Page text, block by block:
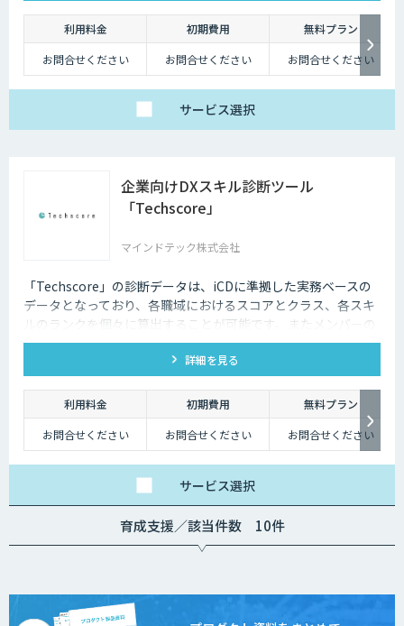
利用料金 初期費用
無料プラン
お問合せください
お問合せください お問合せください
サービス選択
企業向けDXスキル診断ツール
「Techscore」
マインドテック株式会社
「Techscore」の診断データは、iCDに準拠した実務ベースの
データとなっており、各職域におけるスコアとクラス、各スキ
ルのランクを個々に算出することが可能です。またメンバーの
スキル状態を確認することで必要な学習の選定やPJメンバーの
選定にもご活用いただけます。詳細を見る
利用料金 初期費用
無料プラン
お問合せください
お問合せください お問合せください
サービス選択
育成支援／該当件数 10件